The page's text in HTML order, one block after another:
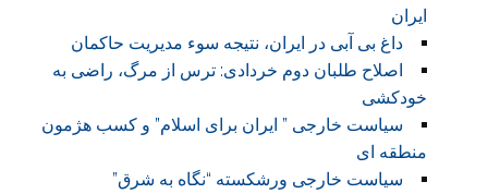
ایران
داغ بی آبی در ایران، نتیجه سوء مدیریت حاکمان
اصلاح طلبان دوم خردادی: ترس از مرگ، راضی به
خودکشی
سیاست خارجی ” ایران برای اسلام” و کسب هژمون
منطقه ای
سیاست خارجی ورشکسته “نگاه به شرق”